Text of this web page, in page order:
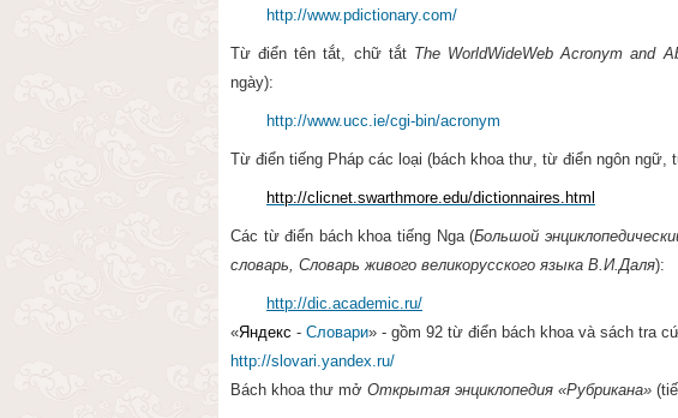
http://www.pdictionary.com/
Từ điển tên tắt, chữ tắt The WorldWideWeb Acronym and
ngày):
http://www.ucc.ie/cgi-bin/acronym
Từ điển tiếng Pháp các loại (bách khoa thư, từ điển ngôn ngữ,
http://clicnet.swarthmore.edu/dictionnaires.html
Các từ điển bách khoatiếng Nga(Большой
словарь, Словарь живого великорусского языка В.И.Даля):
http://dic.academic.ru/
«Яндекс - Словари» - gồm 92 từ điển bách khoa và sách tra
http://slovari.yandex.ru/
Bách khoa thư mở Открытая энциклопедия «Рубрикана»